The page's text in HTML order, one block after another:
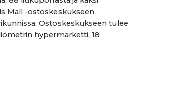
Mall -ostoskeskukseen
Ostoskeskukseen tulee
hypermarketti, 18